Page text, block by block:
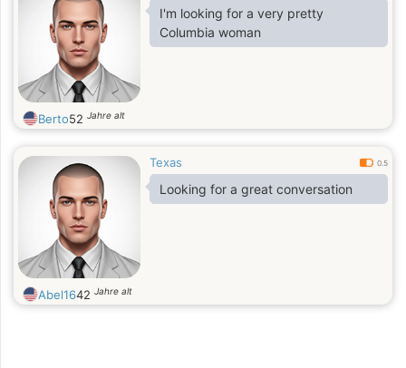
I'm looking for a very pretty
Columbia woman
Berto52 Jahre alt
Texas 0.5
Looking for a great conversation
Abel1642 Jahre alt